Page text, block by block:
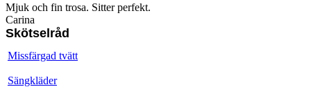
Mjuk och fin trosa. Sitter perfekt.
Carina
Skötselråd
Missfärgad tvätt
Sängkläder